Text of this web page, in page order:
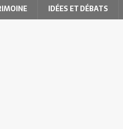
IDÉES ET DÉBATS